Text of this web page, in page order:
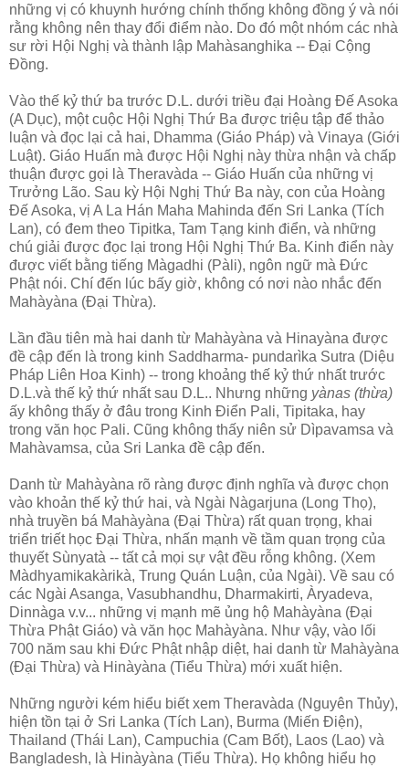
những vị có khuynh hướng chính thống không đồng ý và nói
rằng không nên thay đổi điểm nào. Do đó một nhóm các nhà
sư rời Hội Nghị và thành lập Mahàsanghika -- Ðại Cộng
Ðồng.
Vào thế kỷ thứ ba trước D.L. dưới triều đại Hoàng Ðế Asoka
(A Dục), một cuộc Hội Nghị Thứ Ba được triệu tập để thảo
luận và đọc lại cả hai, Dhamma (Giáo Pháp) và Vinaya (Giới
Luật). Giáo Huấn mà được Hội Nghị này thừa nhận và chấp
thuận được gọi là Theravàda -- Giáo Huấn của những vị
Trưởng Lão. Sau kỳ Hội Nghị Thứ Ba này, con của Hoàng
Ðế Asoka, vị A La Hán Maha Mahinda đến Sri Lanka (Tích
Lan), có đem theo Tipitka, Tam Tạng kinh điển, và những
chú giải được đọc lại trong Hội Nghị Thứ Ba. Kinh điển này
được viết bằng tiếng Màgadhi (Pàli), ngôn ngữ mà Ðức
Phật nói. Chí đến lúc bấy giờ, không có nơi nào nhắc đến
Mahàyàna (Ðại Thừa).
Lần đầu tiên mà hai danh từ Mahàyàna và Hinayàna được
đề cập đến là trong kinh Saddharma- pundarìka Sutra (Diệu
Pháp Liên Hoa Kinh) -- trong khoảng thế kỷ thứ nhất trước
D.L.và thế kỷ thứ nhất sau D.L.. Nhưng những yànas (thừa)
ấy không thấy ở đâu trong Kinh Ðiển Pali, Tipitaka, hay
trong văn học Pali. Cũng không thấy niên sử Dìpavamsa và
Mahàvamsa, của Sri Lanka đề cập đến.
Danh từ Mahàyàna rõ ràng được định nghĩa và được chọn
vào khoản thế kỷ thứ hai, và Ngài Nàgarjuna (Long Thọ),
nhà truyền bá Mahàyàna (Ðại Thừa) rất quan trọng, khai
triển triết học Ðại Thừa, nhấn mạnh về tầm quan trọng của
thuyết Sùnyatà -- tất cả mọi sự vật đều rỗng không. (Xem
Màdhyamikakàrikà, Trung Quán Luận, của Ngài). Về sau có
các Ngài Asanga, Vasubhandhu, Dharmakirti, Àryadeva,
Dinnàga v.v... những vị mạnh mẽ ủng hộ Mahàyàna (Ðại
Thừa Phật Giáo) và văn học Mahàyàna. Như vậy, vào lối
700 năm sau khi Ðức Phật nhập diệt, hai danh từ Mahàyàna
(Ðại Thừa) và Hinàyàna (Tiểu Thừa) mới xuất hiện.
Những người kém hiểu biết xem Theravàda (Nguyên Thủy),
hiện tồn tại ở Sri Lanka (Tích Lan), Burma (Miến Ðiện),
Thailand (Thái Lan), Campuchia (Cam Bốt), Laos (Lao) và
Bangladesh, là Hinàyàna (Tiểu Thừa). Họ không hiểu họ